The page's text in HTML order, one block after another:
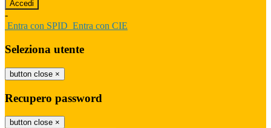
-
Entra con SPID Entra con CIE
Seleziona utente
button close ×
Recupero password
button close ×